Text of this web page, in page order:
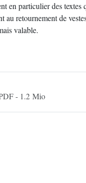
en particulier des
au retournement de
valable.
- 1.2 Mio